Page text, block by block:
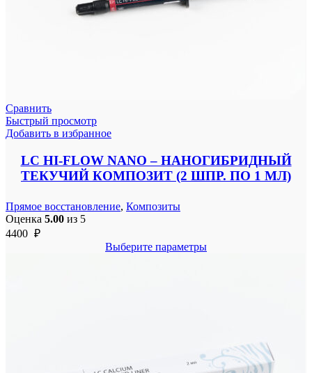
Сравнить
Быстрый просмотр
Добавить в избранное
LC HI-FLOW NANO – НАНОГИБРИДНЫЙ
ТЕКУЧИЙ КОМПОЗИТ (2 ШПР. ПО 1 МЛ)
Прямое восстановление, Композиты
Оценка 5.00 из 5
4400 ₽
Выберите параметры